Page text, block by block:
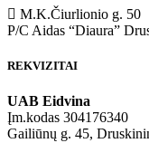
M.K.Čiurlionio g. 50
P/C Aidas “Diaura”
REKVIZITAI
UAB Eidvina
Įm.kodas 304176340
Gailiūnų g. 45,